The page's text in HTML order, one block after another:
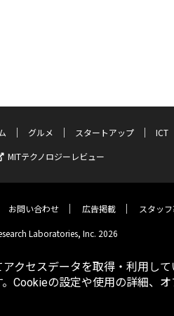
グルメ スタートアップ
ICT
MITテクノロジーレビュー
お問い合わせ 広告掲載 スタッ
Laboratories, Inc. 2026
クセスデータを取得・利用して
Cookieの設定や使用の詳細、